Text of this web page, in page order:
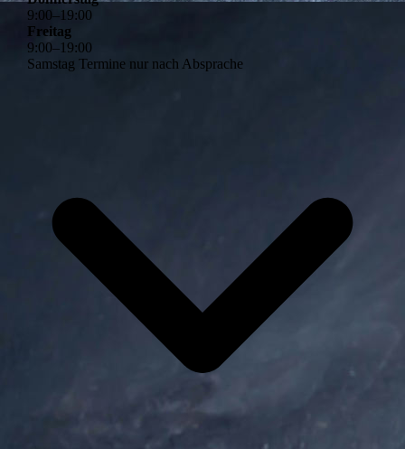
9:00–19:00
Freitag
9:00–19:00
Samstag Termine nur nach Absprache